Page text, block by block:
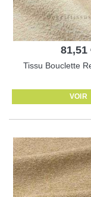
81,51
Tissu Bouclette
VOIR